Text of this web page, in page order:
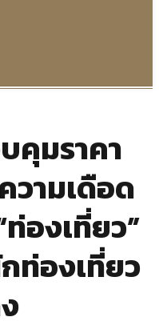
คุมราคา
วามเดือด
องเที่ยว”
ท่องเที่ยว